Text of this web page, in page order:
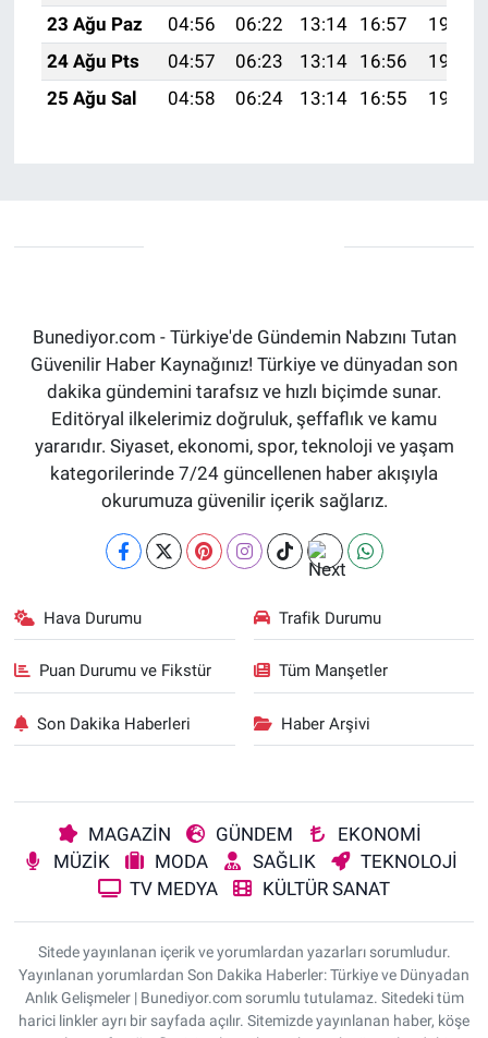
23 Ağu Paz
04:56 06:22 13:14 16:57
19:56
24 Ağu Pts
04:57 06:23 13:14 16:56
19:55
25 Ağu Sal
04:58 06:24 13:14 16:55 19:54
Bunediyor.com - Türkiye'de Gündemin Nabzını Tutan
Güvenilir Haber Kaynağınız! Türkiye ve dünyadan son
dakika gündemini tarafsız ve hızlı biçimde sunar.
Editöryal ilkelerimiz doğruluk, şeffaflık ve kamu
yararıdır. Siyaset, ekonomi, spor, teknoloji ve yaşam
kategorilerinde 7/24 güncellenen haber akışıyla
okurumuza güvenilir içerik sağlarız.
Hava Durumu Trafik Durumu
Puan Durumu ve Fikstür Tüm Manşetler
Son Dakika Haberleri Haber Arşivi
MAGAZİN GÜNDEM
EKONOMİ
MÜZİK
MODA SAĞLIK
TEKNOLOJİ
TV MEDYA
KÜLTÜR SANAT
Sitede yayınlanan içerik ve yorumlardan yazarları sorumludur.
Yayınlanan yorumlardan Son Dakika Haberler: Türkiye ve Dünyadan
Anlık Gelişmeler | Bunediyor.com sorumlu tutulamaz. Sitedeki tüm
harici linkler ayrı bir sayfada açılır. Sitemizde yayınlanan haber, köşe